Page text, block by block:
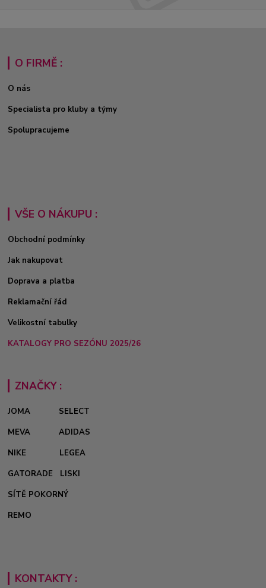
O FIRMĚ :
O nás
Specialista pro kluby a týmy
Spolupracujeme
VŠE O NÁKUPU :
Obchodní podmínky
Jak nakupovat
Doprava a platba
Reklamační řád
Velikostní tabulky
KATALOGY PRO SEZÓNU 2025/26
ZNAČKY :
JOMA
SELECT
MEVA
ADIDAS
NIKE
LEGEA
GATORADE
LISKI
SÍTĚ POKORNÝ
REMO
KONTAKTY :